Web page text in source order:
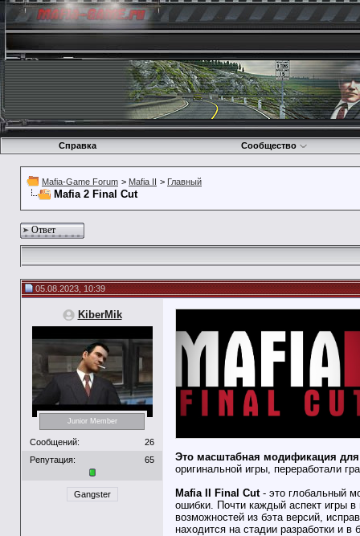
Справка Сообщество
Mafia-Game Forum > Mafia II > Главный
Mafia 2 Final Cut
Ответ
05.08.2023, 10:39
KiberMik
Junior Member
Сообщений:
26
Репутация:
65
Gangster
Это масштабная модификация для
оригинальной игры, переработали
Mafia II Final Cut- это глобальный
ошибки. Почти каждый аспект игры
возможностей из бэта версий,
находится на стадии разработки и